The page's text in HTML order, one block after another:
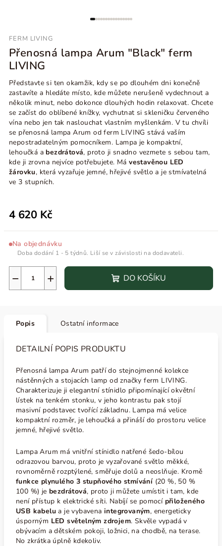
FERM LIVING
Přenosná lampa Arum "Black" ferm
LIVING
Představte si ten okamžik, kdy se po dlouhém dni konečně
zastavíte a hledáte místo, kde můžete nerušeně vydechnout a
několik minut, nebo dokonce dlouhých hodin relaxovat. Chcete
se začíst do oblíbené knížky, vychutnat si skleničku červeného
vína nebo jen tak naslouchat vlastním myšlenkám. V tu chvíli
se přenosná lampa Arum od ferm LIVING stává vaším
nepostradatelným pomocníkem. Lampa je kompaktní,
lehoučká a bezdrátová, proto ji snadno vezmete s sebou tam,
kde ji zrovna nejvíce potřebujete. Mávestavěnou LED
žárovku, která vyzařuje jemné, hřejivé světlo a je stmívatelná
ve 3 stupních.
4 620 Kč
Na objednávku
Doba dodání 1 - 5 týdnů. Liší se v závislosti na dodavateli.
+
− DO KOŠÍKU
Popis Ostatní informace
DETAILNÍ POPIS PRODUKTU
Přenosná lampa Arum patří do stejnojmenné kolekce
nástěnných a stojacích lamp od značky ferm LIVING.
Charakterizuje ji elegantní stínidlo připomínající okvětní
lístek na tenkém stonku, v jeho kontrastu pak stojí
masivní podstavec tvořící základnu. Lampa má velice
kompaktní rozměr, je lehoučká a přináší do prostoru velice
jemné, hřejivé světlo.
Lampa Arum má vnitřní stínidlo natřené šedo-bílou
odrazovou barvou, proto je vyzařované světlo měkké,
rovnoměrně rozptýlené, směřuje dolů a neoslňuje. Kromě
funkce plynulého 3 stupňového stmívání (20 %, 50 %
100 %) je bezdrátová, proto ji můžete umístit i tam, kde
není přístup k elektrické síti. Nabíjí se pomocí přiloženého
USB kabelu a je vybavena integrovaným, energeticky
úsporným LED světelným zdrojem. Skvěle vypadá v
obývacím a dětském pokoji, ložnici, na chodbě, na terase.
No zkrátka úplně kdekoliv.